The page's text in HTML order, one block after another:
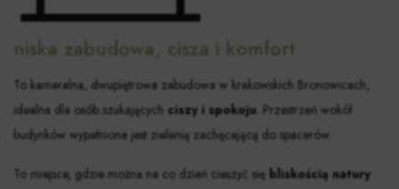
niska zabudowa, cisza i komfort
To kameralna, dwupiętrowa zabudowa w krakowskich Bronowicach,
idealna dla osób szukających ciszy i spokoju . Przestrzeń wokół
budynków wypełniona jest zielenią zachęcającą do spacerów.
To miejsce, gdzie można na co dzień cieszyć się bliskością natury